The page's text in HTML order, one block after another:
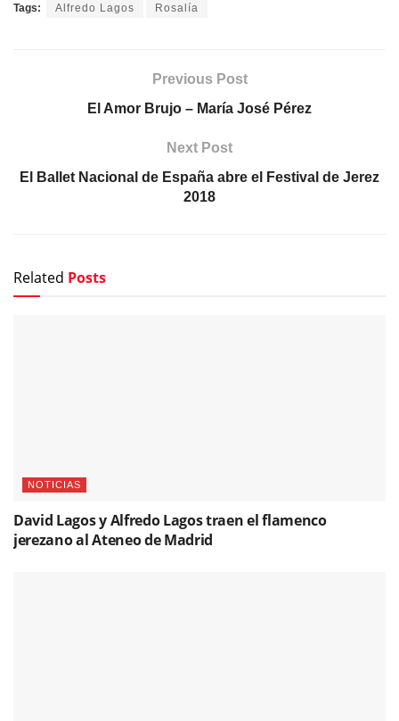
Tags: Alfredo Lagos Rosalía
Previous Post
El Amor Brujo – María José Pérez
Next Post
El Ballet Nacional de España abre el Festival de Jerez
2018
Related Posts
NOTICIAS
David Lagos y Alfredo Lagos traen el flamenco
jerezano al Ateneo de Madrid